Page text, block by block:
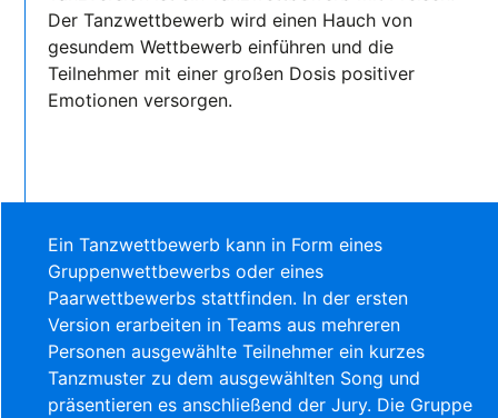
Der Tanzwettbewerb wird einen Hauch von
gesundem Wettbewerb einführen und die
Teilnehmer mit einer großen Dosis positiver
Emotionen versorgen.
Ein Tanzwettbewerb kann in Form eines
Gruppenwettbewerbs oder eines
Paarwettbewerbs stattfinden. In der ersten
Version erarbeiten in Teams aus mehreren
Personen ausgewählte Teilnehmer ein kurzes
Tanzmuster zu dem ausgewählten Song und
präsentieren es anschließend der Jury. Die Gruppe